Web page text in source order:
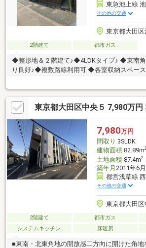
東急池上線
その他の交通
東京都大田区
2階建て 都市ガス
◆整形地＆２階建て♪◆4LDKタイプ♪ ◆東南角
り良好♪◆複数路線利用可 ◆各室
東京都大田区中央５ 7,980万円
7,980万円
間取り 3SLDK
建物面積82.89m
土地面積87.4m2
築年月 2011年6
都営浅草線
その他の交通
東京都大田区
2階建て 都市ガス
システムキッチン
床暖房
■東南・北東角地の開放感二方向に開けた角地